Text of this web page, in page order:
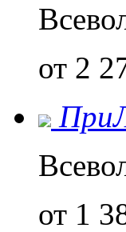
от 2
от 1